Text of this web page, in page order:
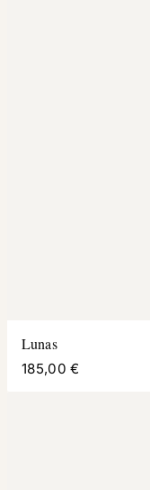
Lunas
185,00 €